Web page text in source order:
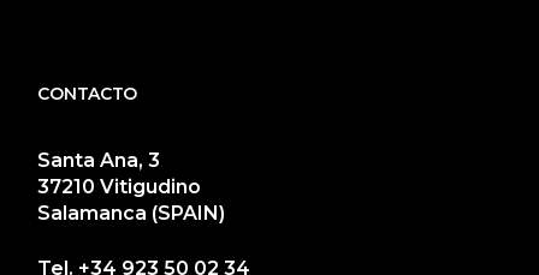
CONTACTO
Santa Ana, 3
37210 Vitigudino
Salamanca (SPAIN)
Tel. +34 923 50 02 34